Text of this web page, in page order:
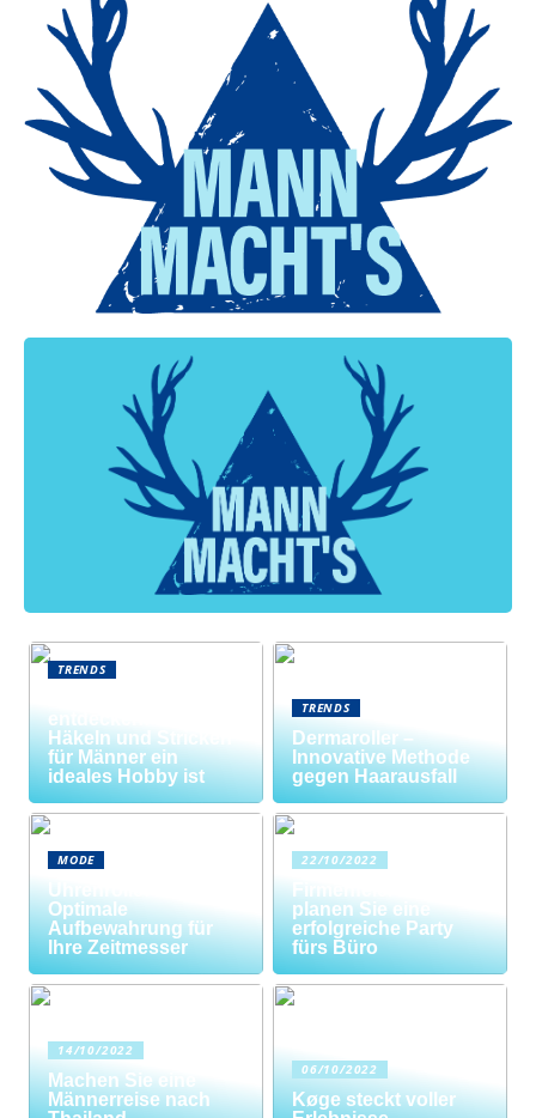
TRENDS
entdecken: Warum
Häkeln und Stricken
für Männer ein
ideales Hobby ist
TRENDS
Dermaroller –
Innovative Methode
gegen Haarausfall
MODE
Uhrenrolle: Die
Optimale
Aufbewahrung für
Ihre Zeitmesser
22/10/2022
Firmenfeier? So
planen Sie eine
erfolgreiche Party
fürs Büro
14/10/2022
Machen Sie eine
Männerreise nach
06/10/2022
Køge steckt voller